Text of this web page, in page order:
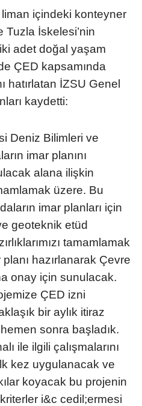
içindeki konteyner
Tuzla İskelesi’nin
adet doğal yaşam
ÇED kapsamında
hatırlatan İZSU Genel
kaydetti:
Deniz Bilimleri ve
imar planını
alana ilişkin
üzere. Bu
imar planları için
geoteknik etüd
tamamlamak
hazırlanarak Çevre
onay için sunulacak.
ÇED izni
bir aylık itiraz
sonra başladık.
ile ilgili çalışmalarını
kez uygulanacak ve
koyacak bu projenin
i&c cedil;ermesi